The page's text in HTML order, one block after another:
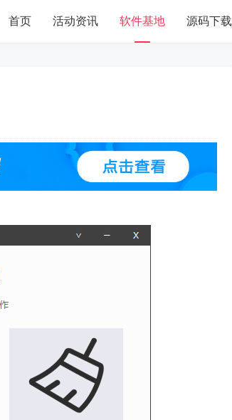
首页 活动资讯 软件基地 源码下载